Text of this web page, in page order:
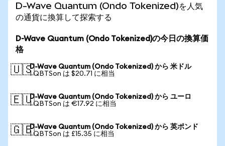
D-Wave Quantum (Ondo Tokenized)を人気
の通貨に換算して探索する
D-Wave Quantum (Ondo Tokenized)の今日の換算価
格
🇺🇸D-Wave Quantum (Ondo Tokenized) から 米ドル
1 QBTSon は $20.71 に相当
🇪🇺D-Wave Quantum (Ondo Tokenized) から ユーロ
1 QBTSon は €17.92 に相当
🇬🇧D-Wave Quantum (Ondo Tokenized) から 英ポンド
1 QBTSon は £15.35 に相当